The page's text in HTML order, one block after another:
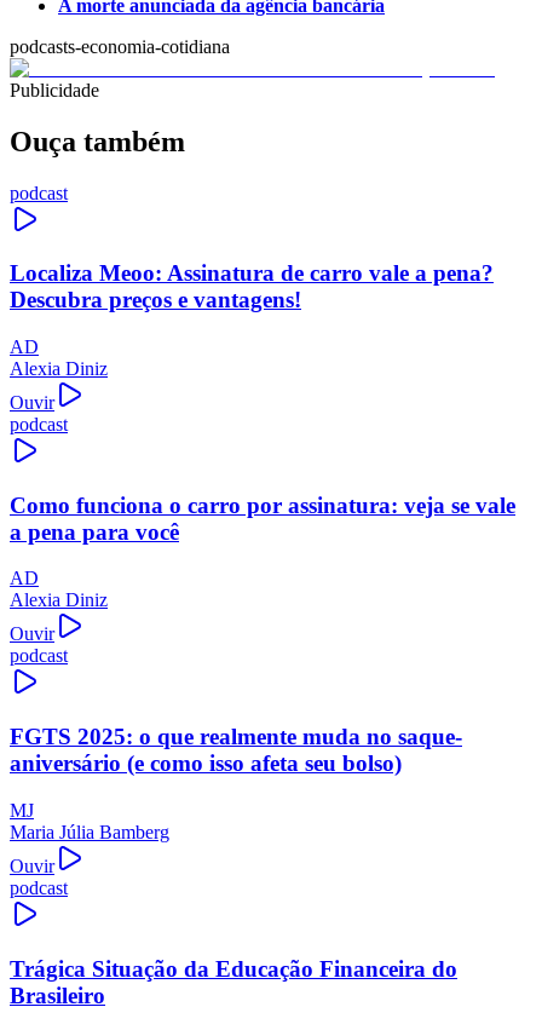
A morte anunciada da agência bancária
podcasts-economia-cotidiana
Publicidade
Ouça também
podcast
Localiza Meoo: Assinatura de carro vale a pena?
Descubra preços e vantagens!
AD
Alexia Diniz
Ouvir
podcast
Como funciona o carro por assinatura: veja se vale
a pena para você
AD
Alexia Diniz
Ouvir
podcast
FGTS 2025: o que realmente muda no saque-
aniversário (e como isso afeta seu bolso)
MJ
Maria Júlia Bamberg
Ouvir
podcast
Trágica Situação da Educação Financeira do
Brasileiro